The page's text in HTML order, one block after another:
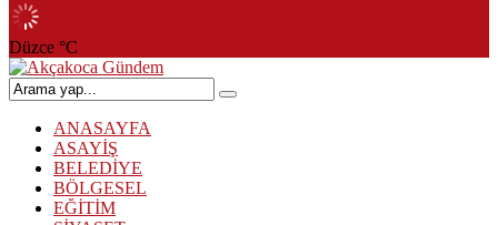
Düzce °C
ANASAYFA
ASAYİŞ
BELEDİYE
BÖLGESEL
EĞİTİM